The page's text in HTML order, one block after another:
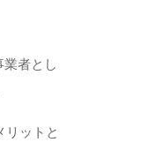
業者とし
リットと